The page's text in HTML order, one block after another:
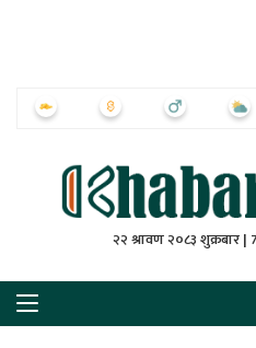
२२ श्रावण २०८३ शुक्रबार